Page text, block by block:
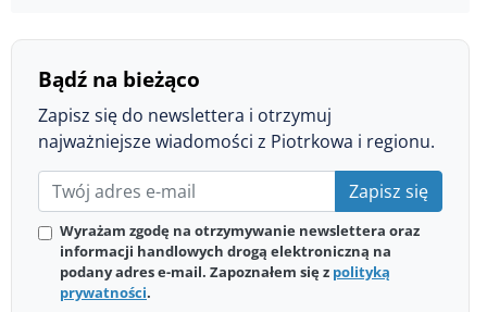
Bądź na bieżąco
Zapisz się do newslettera i otrzymuj
najważniejsze wiadomości z Piotrkowa i regionu.
Zapisz się
Wyrażam zgodę na otrzymywanie newslettera oraz
informacji handlowych drogą elektroniczną na
podany adres e-mail. Zapoznałem się z polityką
prywatności.